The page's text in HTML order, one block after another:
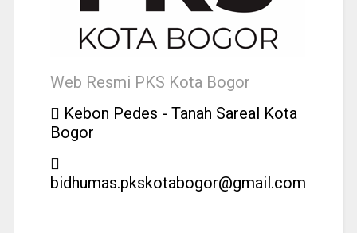
Web Resmi PKS Kota Bogor
Kebon Pedes - Tanah Sareal Kota
Bogor
bidhumas.pkskotabogor@gmail.com